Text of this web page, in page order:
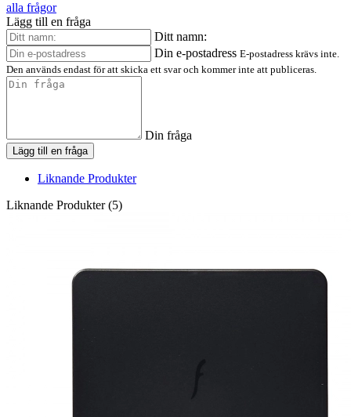
alla frågor
Lägg till en fråga
Ditt namn:
Din e-postadress E-postadress krävs inte.
Den används endast för att skicka ett svar och kommer inte att publiceras.
Din fråga
Lägg till en fråga
Liknande Produkter
Liknande Produkter (5)